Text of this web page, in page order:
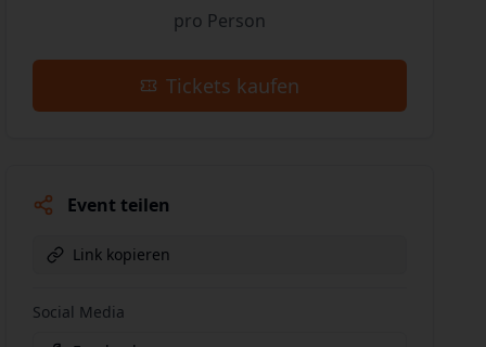
pro Person
Tickets kaufen
Event teilen
Link kopieren
Social Media